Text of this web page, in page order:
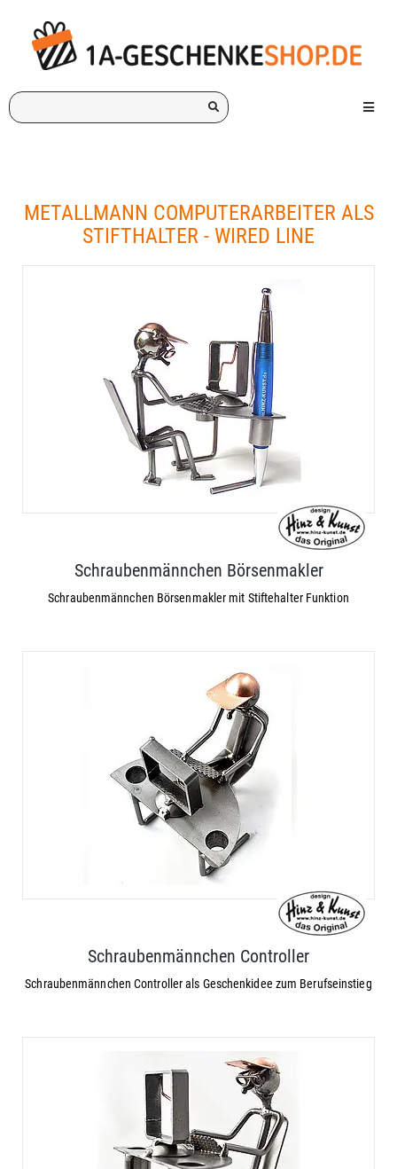
Ich
suche
Menü
METALLMANN COMPUTERARBEITER ALS
STIFTHALTER - WIRED LINE
Schraubenmännchen Börsenmakler
Schraubenmännchen Börsenmakler mit Stiftehalter Funktion
Schraubenmännchen Controller
Schraubenmännchen Controller als Geschenkidee zum Berufseinstieg